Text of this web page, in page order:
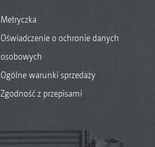
Metryczka
Oświadczenie o ochronie danych
osobowych
Ogólne warunki sprzedaży
Zgodność z przepisami